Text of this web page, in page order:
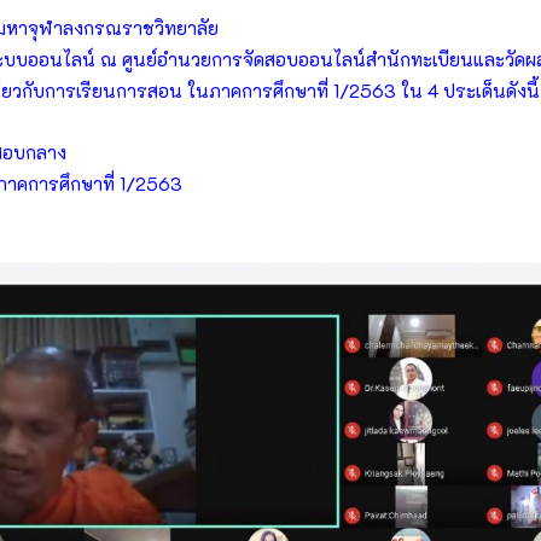
หาจุฬาลงกรณราชวิทยาลัย
บออนไลน์ ณ ศูนย์อำนวยการจัดสอบออนไลน์สำนักทะเบียนและวัดผ
กับการเรียนการสอน ในภาคการศึกษาที่ 1/2563 ใน 4 ประเด็นดังนี้
บกลาง
าคการศึกษาที่ 1/2563